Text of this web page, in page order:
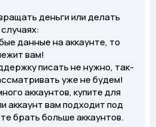
деньги или делать
данные на аккаунте, то
вам!
писать не нужно, так-
уже не будем!
аккаунтов, купите для
аккаунт вам подходит под
брать больше аккаунтов.